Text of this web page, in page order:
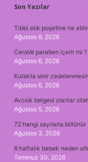
SIDEBAR
Son Yazılar
Tıbbi atık poşetine ne
Ağustos 9, 2026
CeraVe paraben içerir mi ?
Ağustos 6, 2026
Kulakta sinir
Ağustos 6, 2026
Avcılık belgesi olanlar
Ağustos 5, 2026
72 hangi sayılarla bölünür
Ağustos 3, 2026
6 haftalık bebek neden
Temmuz 30, 2026